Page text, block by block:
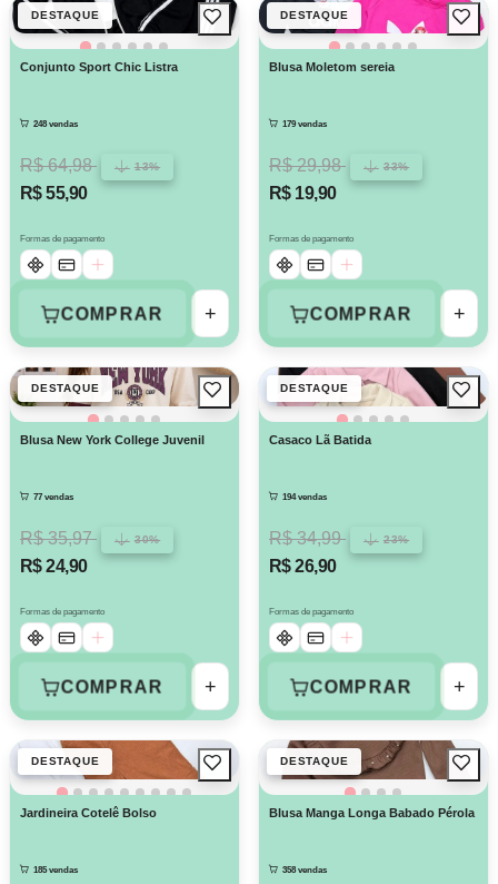
DESTAQUE
Conjunto Sport Chic Listra
248 vendas
R$ 64,98 13%
R$ 55,90
Formas de pagamento
COMPRAR +
DESTAQUE
Blusa Moletom sereia
179 vendas
R$ 29,98 33%
R$ 19,90
Formas de pagamento
COMPRAR +
DESTAQUE
Blusa New York College Juvenil
77 vendas
R$ 35,97 30%
R$ 24,90
Formas de pagamento
COMPRAR +
DESTAQUE
Casaco Lã Batida
194 vendas
R$ 34,99 23%
R$ 26,90
Formas de pagamento
COMPRAR +
DESTAQUE
Jardineira Cotelê Bolso
185 vendas
DESTAQUE
Blusa Manga Longa Babado Pérola
358 vendas